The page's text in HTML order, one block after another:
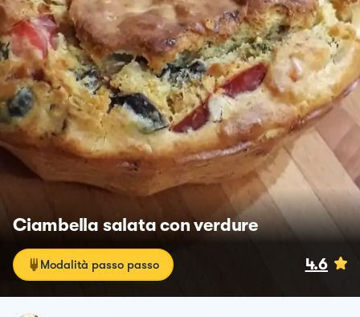
Ciambella salata con verdure
Modalità passo passo 4.6